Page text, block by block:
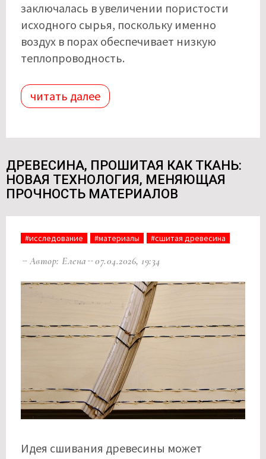
заключалась в увеличении пористости
исходного сырья, поскольку именно
воздух в порах обеспечивает низкую
теплопроводность.
читать далее
ДРЕВЕСИНА, ПРОШИТАЯ КАК ТКАНЬ:
НОВАЯ ТЕХНОЛОГИЯ, МЕНЯЮЩАЯ
ПРОЧНОСТЬ МАТЕРИАЛОВ
#исследование #материалы #сшитая древесина
Автор: Елена 07.04.2026, 19:34
Идея сшивания древесины может